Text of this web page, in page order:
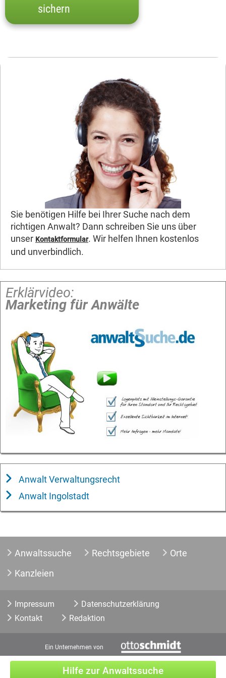
Hilfe zur Anwaltssuche
sichern
Sie benötigen Hilfe bei Ihrer Suche nach dem
richtigen Anwalt? Dann schreiben Sie uns über
unser Kontaktformular. Wir helfen Ihnen kostenlos
und unverbindlich.
Erklärvideo:
Marketing für Anwälte
Anwalt Verwaltungsrecht
Anwalt Ingolstadt
Anwaltssuche Rechtsgebiete
Orte
Kanzleien
Impressum
Datenschutzerklärung
Kontakt
Redaktion
Ein Unternehmen von